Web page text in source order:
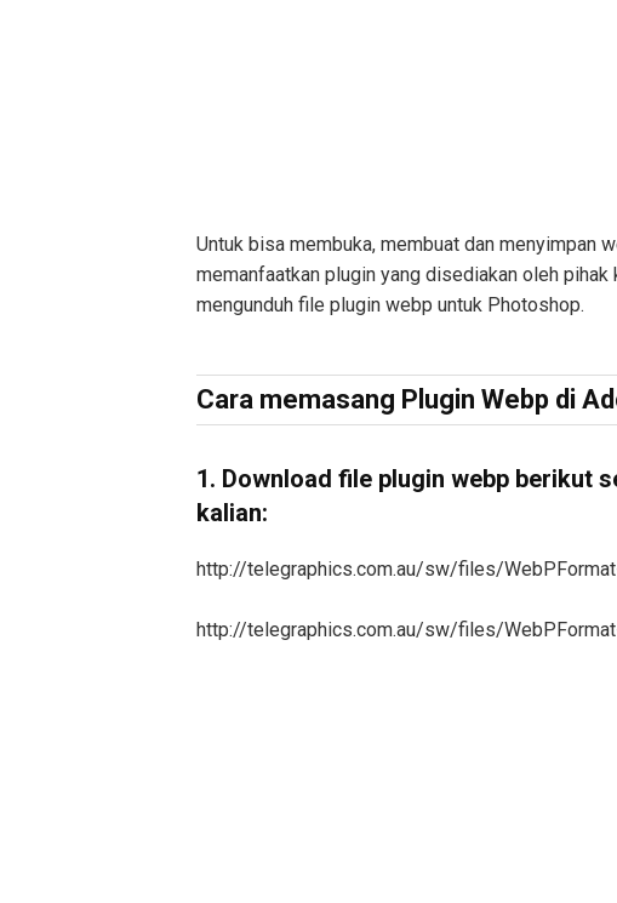
Untuk bisa membuka, membuat dan menyimpan
memanfaatkan plugin yang disediakan oleh pihak
mengunduh file plugin webp untuk Photoshop.
Cara memasang Plugin Webp di
1. Download file plugin webp berikut
kalian:
http://telegraphics.com.au/sw/files/
http://telegraphics.com.au/sw/files/